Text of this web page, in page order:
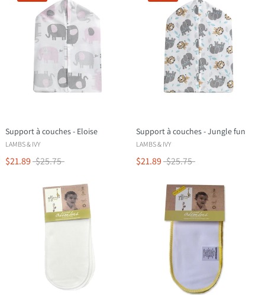
Support à couches - Eloise
LAMBS & IVY
$21.89 $25.75
Support à couches - Jungle fun
LAMBS & IVY
$21.89 $25.75